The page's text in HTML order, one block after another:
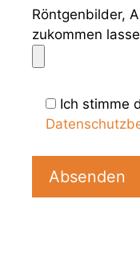
Röntgenbilder,
zukommen
Ich stimme